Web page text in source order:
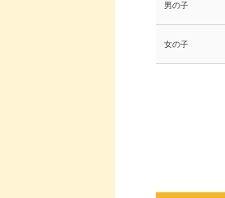
男の子
女の子